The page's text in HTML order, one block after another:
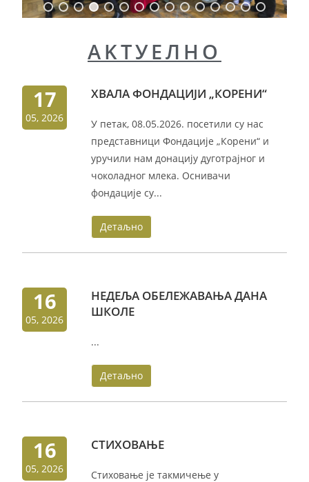
AKTУEЛНО
17
05, 2026
ХВАЛА ФОНДАЦИЈИ „КОРЕНИ“
У петак, 08.05.2026. посетили су нас
представници Фондације „Корени“ и
уручили нам донацију дуготрајног и
чоколадног млека. Оснивачи
фондације су...
Детаљно
16
05, 2026
НЕДЕЉА ОБЕЛЕЖАВАЊА ДАНА
ШКОЛЕ
...
Детаљно
16
05, 2026
СТИХОВАЊЕ
Стиховање је такмичење у